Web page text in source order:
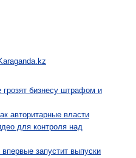
грозят бизнесу штрафом и
авторитарные власти
для контроля над
запустит выпуски